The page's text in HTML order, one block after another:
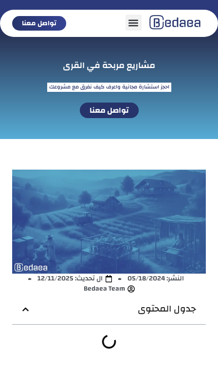
تواصل معنا
مشاريع مربحة في القرى
احجز استشارة مجانية واعرف كيف نفرق مع مشروعك
تواصل معنا
النشر:05/18/2024
ال تحديث: 12/11/2025
Bedaea Team
جدول المحتوى